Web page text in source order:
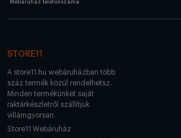
Webáruház telefonszáma
STORE11
A store11.hu webáruházban több
száz termék közül rendelhetsz.
Minden termékünket saját
raktárkészletről szállítjuk
villámgyorsan.
Store11 Webáruház